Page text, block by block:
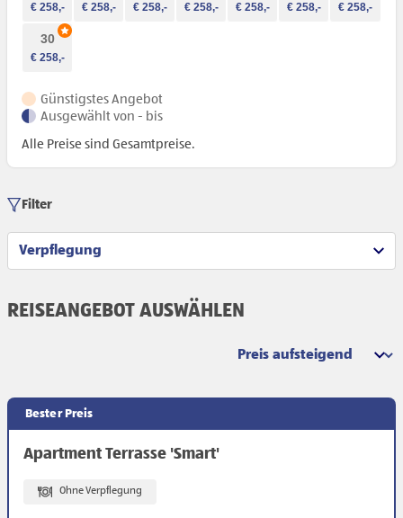
30
Günstigstes Angebot
Ausgewählt von - bis
Alle Preise sind Gesamtpreise.
Filter
Verpflegung
REISEANGEBOT AUSWÄHLEN
Bester Preis
Apartment Terrasse 'Smart'
Ohne Verpflegung